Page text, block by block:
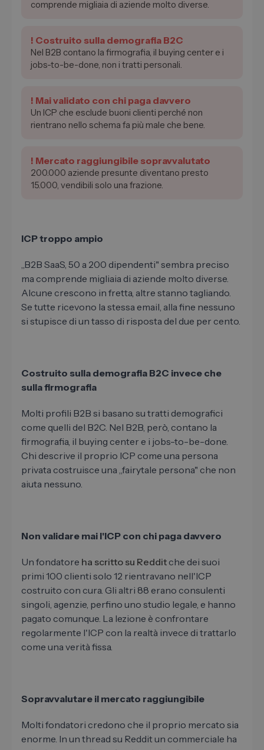
comprende migliaia di aziende molto diverse.
! Costruito sulla demografia B2C
Nel B2B contano la firmografia, il buying center e i
jobs-to-be-done, non i tratti personali.
! Mai validato con chi paga davvero
Un ICP che esclude buoni clienti perché non
rientrano nello schema fa più male che bene.
! Mercato raggiungibile sopravvalutato
200.000 aziende presunte diventano presto
15.000, vendibili solo una frazione.
ICP troppo ampio
„B2B SaaS, 50 a 200 dipendenti" sembra preciso
ma comprende migliaia di aziende molto diverse.
Alcune crescono in fretta, altre stanno tagliando.
Se tutte ricevono la stessa email, alla fine nessuno
si stupisce di un tasso di risposta del due per cento.
Costruito sulla demografia B2C invece che
sulla firmografia
Molti profili B2B si basano su tratti demografici
come quelli del B2C. Nel B2B, però, contano la
firmografia, il buying center e i jobs-to-be-done.
Chi descrive il proprio ICP come una persona
privata costruisce una „fairytale persona" che non
aiuta nessuno.
Non validare mai l'ICP con chi paga davvero
Un fondatore ha scritto su Reddit che dei suoi
primi 100 clienti solo 12 rientravano nell'ICP
costruito con cura. Gli altri 88 erano consulenti
singoli, agenzie, perfino uno studio legale, e hanno
pagato comunque. La lezione è confrontare
regolarmente l'ICP con la realtà invece di trattarlo
come una verità fissa.
Sopravvalutare il mercato raggiungibile
Molti fondatori credono che il proprio mercato sia
enorme. In un thread su Reddit un commerciale ha